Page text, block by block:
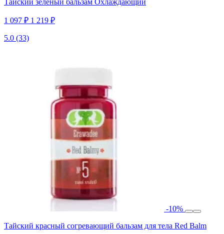
1 097 ₽ 1 219 ₽
5.0 (33)
-10%
Тайский красный согревающий бальзам для тела Red Balm